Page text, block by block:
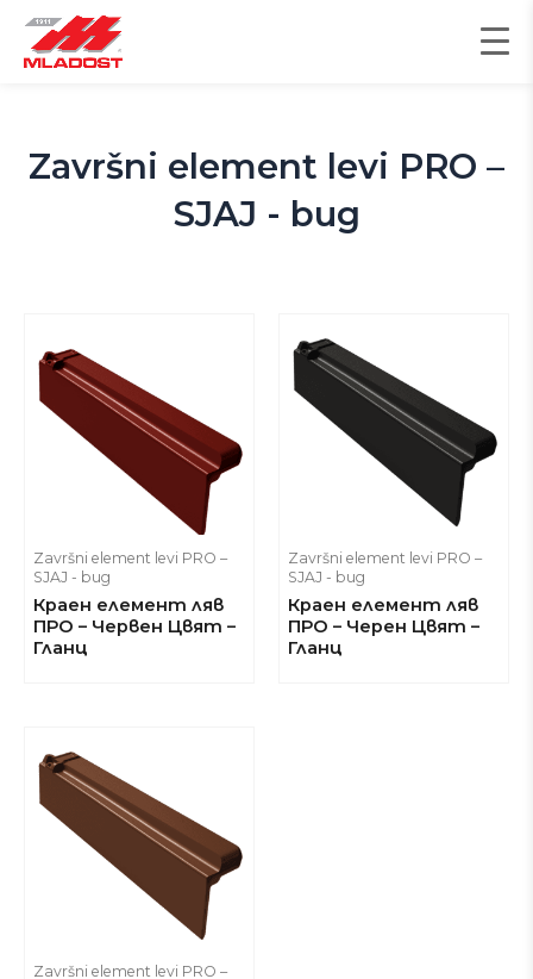
Skip
content
Završni element levi PRO –
SJAJ - bug
Završni element levi PRO –
SJAJ - bug
Краен елемент ляв
ПРО – Червен Цвят –
Гланц
Završni element levi PRO –
SJAJ - bug
Краен елемент ляв
ПРО – Черен Цвят –
Гланц
Završni element levi PRO –